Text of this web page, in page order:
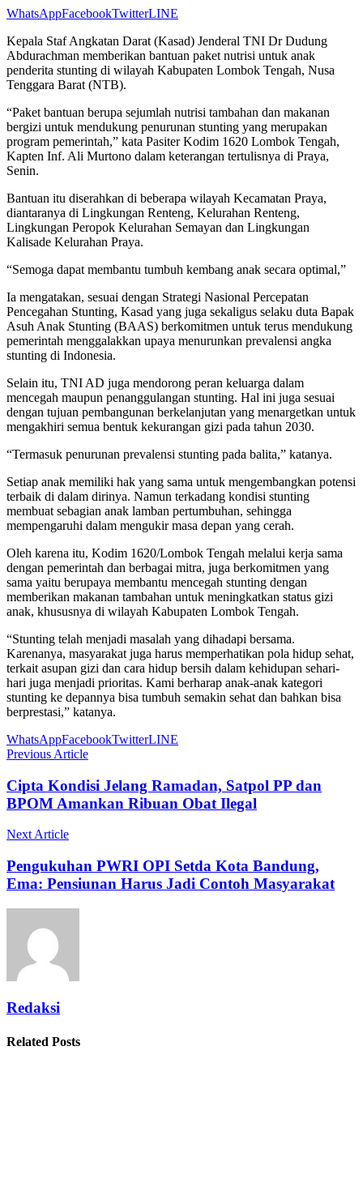
WhatsAppFacebookTwitterLINE
Kepala Staf Angkatan Darat (Kasad) Jenderal TNI Dr Dudung
Abdurachman memberikan bantuan paket nutrisi untuk anak
penderita stunting di wilayah Kabupaten Lombok Tengah, Nusa
Tenggara Barat (NTB).
“Paket bantuan berupa sejumlah nutrisi tambahan dan makanan
bergizi untuk mendukung penurunan stunting yang merupakan
program pemerintah,” kata Pasiter Kodim 1620 Lombok Tengah,
Kapten Inf. Ali Murtono dalam keterangan tertulisnya di Praya,
Senin.
Bantuan itu diserahkan di beberapa wilayah Kecamatan Praya,
diantaranya di Lingkungan Renteng, Kelurahan Renteng,
Lingkungan Peropok Kelurahan Semayan dan Lingkungan
Kalisade Kelurahan Praya.
“Semoga dapat membantu tumbuh kembang anak secara optimal,”
Ia mengatakan, sesuai dengan Strategi Nasional Percepatan
Pencegahan Stunting, Kasad yang juga sekaligus selaku duta Bapak
Asuh Anak Stunting (BAAS) berkomitmen untuk terus mendukung
pemerintah menggalakkan upaya menurunkan prevalensi angka
stunting di Indonesia.
Selain itu, TNI AD juga mendorong peran keluarga dalam
mencegah maupun penanggulangan stunting. Hal ini juga sesuai
dengan tujuan pembangunan berkelanjutan yang menargetkan untuk
mengakhiri semua bentuk kekurangan gizi pada tahun 2030.
“Termasuk penurunan prevalensi stunting pada balita,” katanya.
Setiap anak memiliki hak yang sama untuk mengembangkan potensi
terbaik di dalam dirinya. Namun terkadang kondisi stunting
membuat sebagian anak lamban pertumbuhan, sehingga
mempengaruhi dalam mengukir masa depan yang cerah.
Oleh karena itu, Kodim 1620/Lombok Tengah melalui kerja sama
dengan pemerintah dan berbagai mitra, juga berkomitmen yang
sama yaitu berupaya membantu mencegah stunting dengan
memberikan makanan tambahan untuk meningkatkan status gizi
anak, khususnya di wilayah Kabupaten Lombok Tengah.
“Stunting telah menjadi masalah yang dihadapi bersama.
Karenanya, masyarakat juga harus memperhatikan pola hidup sehat,
terkait asupan gizi dan cara hidup bersih dalam kehidupan sehari-
hari juga menjadi prioritas. Kami berharap anak-anak kategori
stunting ke depannya bisa tumbuh semakin sehat dan bahkan bisa
berprestasi,” katanya.
WhatsAppFacebookTwitterLINE
Previous Article
Cipta Kondisi Jelang Ramadan, Satpol PP dan
BPOM Amankan Ribuan Obat Ilegal
Next Article
Pengukuhan PWRI OPI Setda Kota Bandung,
Ema: Pensiunan Harus Jadi Contoh Masyarakat
Redaksi
Related Posts